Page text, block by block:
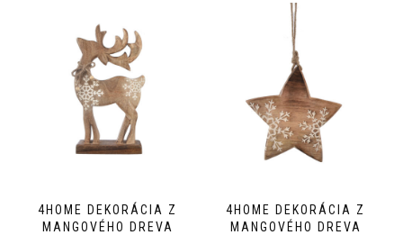
4HOME DEKORÁCIA Z
MANGOVÉHO DREVA
4HOME DEKORÁCIA Z
MANGOVÉHO DREVA